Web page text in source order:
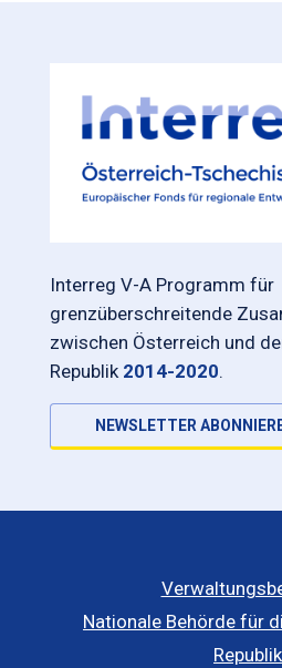
Interreg V-A Programm für
grenzüberschreitende
zwischen Österreich und
Republik 2014-2020.
NEWSLETTER
Nationale Behörde für
Republik